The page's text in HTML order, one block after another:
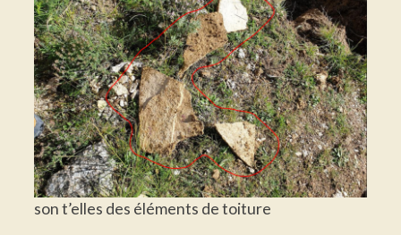
son t’elles des éléments de toiture